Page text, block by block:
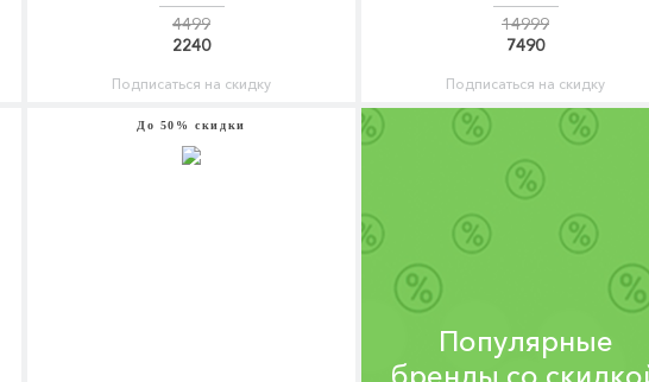
4499
2240
Подписаться на скидку
14999
7490
Подписаться на скидку
До 50% скидки
Популярные
бренды со